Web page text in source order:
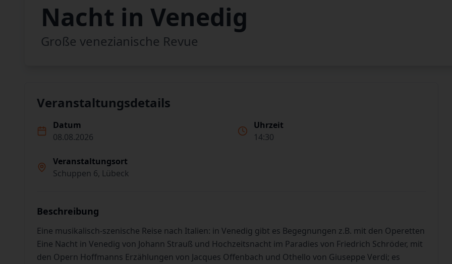
Nacht in Venedig
Große venezianische Revue
Veranstaltungsdetails
Datum
08.08.2026
Uhrzeit
14:30
Veranstaltungsort
Schuppen 6, Lübeck
Beschreibung
Eine musikalisch-szenische Reise nach Italien: in Venedig gibt es Begegnungen z.B. mit den Operetten
Eine Nacht in Venedig von Johann Strauß und Hochzeitsnacht im Paradies von Friedrich Schröder, mit
den Opern Hoffmanns Erzählungen von Jacques Offenbach und Othello von Giuseppe Verdi; es